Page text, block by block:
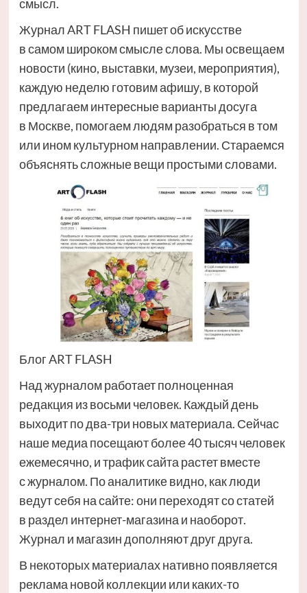
смысл.
Журнал ART FLASH пишет об искусстве
в самом широком смысле слова. Мы освещаем
новости (кино, выставки, музеи, мероприятия),
каждую неделю готовим афишу, в которой
предлагаем интересные варианты досуга
в Москве, помогаем людям разобраться в том
или ином культурном направлении. Стараемся
объяснять сложные вещи простыми словами.
Блог ART FLASH
Над журналом работает полноценная
редакция из восьми человек. Каждый день
выходит по два-три новых материала. Сейчас
наше медиа посещают более 40 тысяч человек
ежемесячно, и трафик сайта растет вместе
с журналом. По аналитике видно, как люди
ведут себя на сайте: они переходят со статей
в раздел интернет-магазина и наоборот.
Журнал и магазин дополняют друг друга.
В некоторых материалах нативно появляется
реклама новой коллекции или каких-то